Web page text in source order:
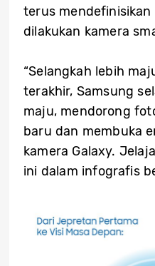
terus
dilakukan kamera
“Selangkah lebih
terakhir, Samsung
maju, mendorong
baru dan membuka
kamera Galaxy.
ini dalam infografis